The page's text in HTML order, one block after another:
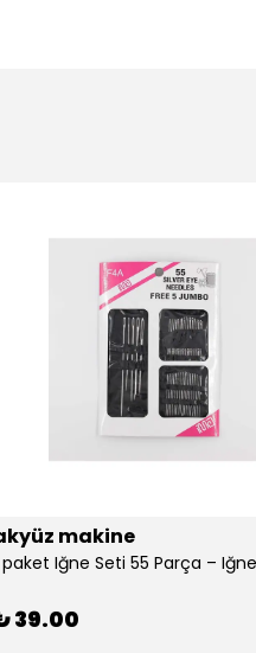
makine
paket Iğne Seti 55 Parça – Iğne
39.00